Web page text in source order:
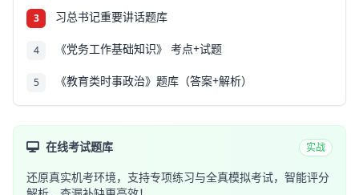
3 习总书记重要讲话题库
4 《党务工作基础知识》 考点+试题
5 《教育类时事政治》题库（答案+解析）
在线考试题库 实战
还原真实机考环境，支持专项练习与全真模拟考试，智能评分